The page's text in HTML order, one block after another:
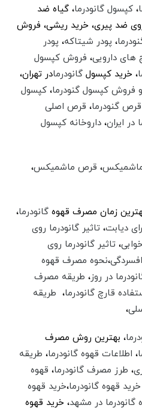
، کپسول گانودرما، گیاه ضد
ضد پیری، خرید ریشی،‌ فروش
، پودر شیتاکه، پودر
های دارویی، فروش کپسول
، خرید کپسول گانودرمادر تهران،
فروش کپسول گنودرما، کپسول
قرص گنودرما، قرص اصلی
در ایران، داروخانه کپسول
، قرص ماشمیکس،
زمان مصرف قهوه گانودرما،
دیابت،‌تاثیر گانودرما روی
،‌ تاثیر گانودرما روی
،نحوه مصرف قهوه
در روز،‌ طریقه مصرف
قارچ گانودرما،‌ طریقه
،
،‌ بهترین روش مصرف
،‌ اطلاعات قهوه گانودرما،‌ طریقه
،‌ طرز مصرف گانودرما، قهوه
خرید قهوه گانودرما،خرید قهوه
گانودرما در مشهد،‌ خرید قهوه